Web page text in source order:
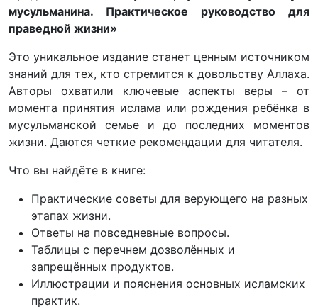
мусульманина. Практическое руководство для
праведной жизни»
Это уникальное издание станет ценным источником
знаний для тех, кто стремится к довольству Аллаха.
Авторы охватили ключевые аспекты веры – от
момента принятия ислама или рождения ребёнка в
мусульманской семье и до последних моментов
жизни. Даются четкие рекомендации для читателя.
Что вы найдёте в книге:
Практические советы для верующего на разных
этапах жизни.
Ответы на повседневные вопросы.
Таблицы с перечнем дозволённых и
запрещённых продуктов.
Иллюстрации и пояснения основных исламских
практик.